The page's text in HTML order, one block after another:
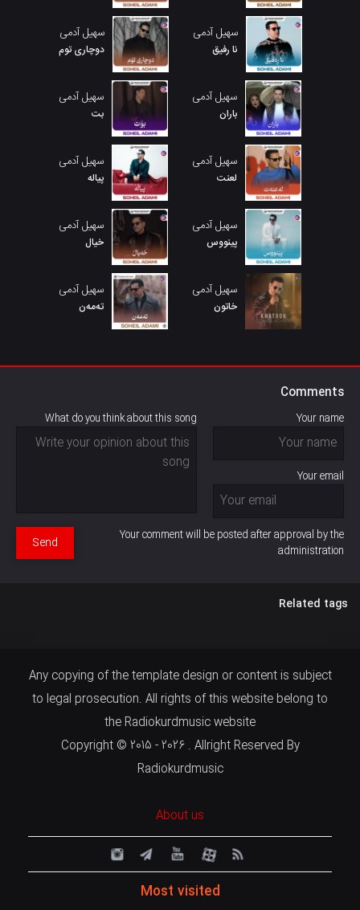
سهیل آدمی
نا رفیق
سهیل آدمی
دوچاری توم
سهیل آدمی
باران
سهیل آدمی
بت
سهیل آدمی
لعنت
سهیل آدمی
پیاله
سهیل آدمی
پینووس
سهیل آدمی
خیال
سهیل آدمی
خاتون
سهیل آدمی
تەمەن
Comments
Your name
Your email
What do you think about this song
Your comment will be posted after approval by the
administration
Send
Related tags
Any copying of the template design or content is subject
to legal prosecution. All rights of this website belong to
the Radiokurdmusic website
Copyright © 2015 - 2026 . Allright Reserved By
Radiokurdmusic
About us
Most visited